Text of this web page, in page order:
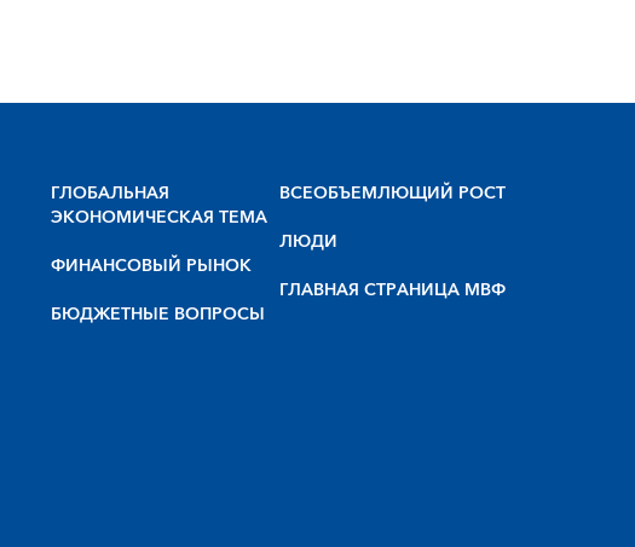
ГЛОБАЛЬНАЯ
ЭКОНОМИЧЕСКАЯ ТЕМА
ФИНАНСОВЫЙ РЫНОК
БЮДЖЕТНЫЕ ВОПРОСЫ
BCEOБЪEMЛЮЩИЙ POCT
ЛЮДИ
ГЛАВНАЯ СТРАНИЦА МВФ